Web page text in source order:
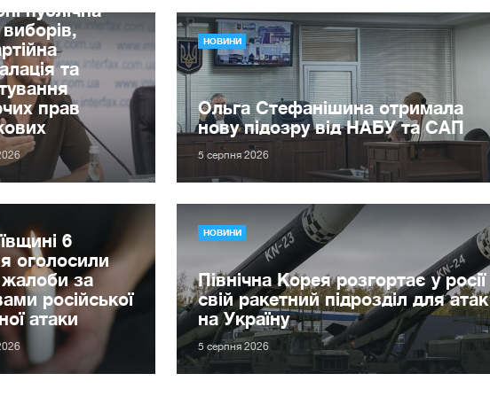
публічна
та
прав
НОВИНИ
Ольга Стефанішина отримала
нову підозру від НАБУ та САП
5 серпня 2026
6
оголосили
за
російської
атаки
НОВИНИ
Північна Корея розгортає у росії
свій ракетний підрозділ для атак
на Україну
5 серпня 2026